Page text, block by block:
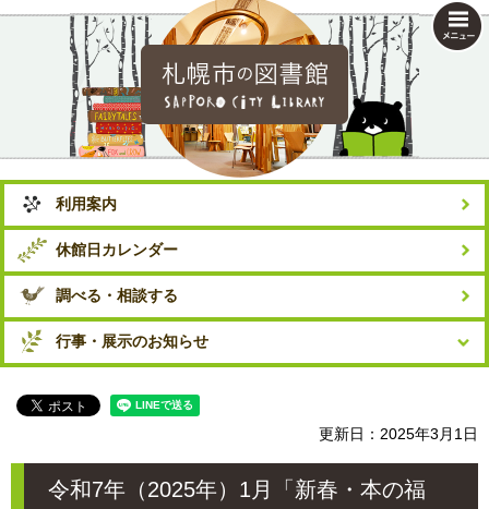
利用案内
休館日カレンダー
調べる・相談する
行事・展示のお知らせ
更新日：2025年3月1日
令和7年（2025年）1月「新春・本の福